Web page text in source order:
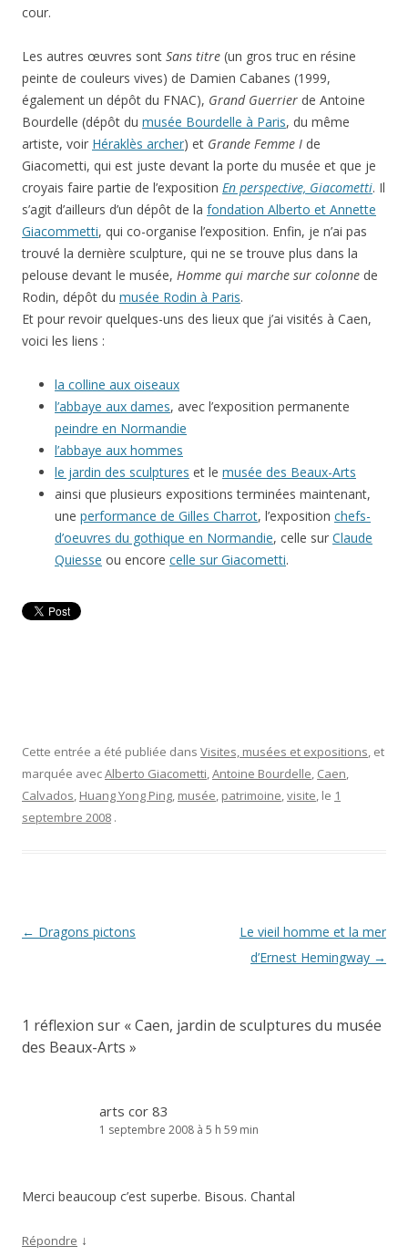
cour.
Les autres œuvres sont Sans titre (un gros truc en résine
peinte de couleurs vives) de Damien Cabanes (1999,
également un dépôt du FNAC), Grand Guerrier de Antoine
Bourdelle (dépôt du musée Bourdelle à Paris, du même
artiste, voir Héraklès archer) et Grande Femme I de
Giacometti, qui est juste devant la porte du musée et que je
croyais faire partie de l’exposition En perspective, Giacometti. Il
s’agit d’ailleurs d’un dépôt de la fondation Alberto et Annette
Giacommetti, qui co-organise l’exposition. Enfin, je n’ai pas
trouvé la dernière sculpture, qui ne se trouve plus dans la
pelouse devant le musée, Homme qui marche sur colonne de
Rodin, dépôt du musée Rodin à Paris.
Et pour revoir quelques-uns des lieux que j’ai visités à Caen,
voici les liens :
la colline aux oiseaux
l’abbaye aux dames, avec l’exposition permanente
peindre en Normandie
l’abbaye aux hommes
le jardin des sculptures et le musée des Beaux-Arts
ainsi que plusieurs expositions terminées maintenant,
une performance de Gilles Charrot, l’exposition chefs-
d’oeuvres du gothique en Normandie, celle sur Claude
Quiesse ou encore celle sur Giacometti.
Cette entrée a été publiée dans Visites, musées et expositions, et
marquée avecAlberto Giacometti,Antoine Bourdelle, Caen,
Calvados, Huang Yong Ping, musée, patrimoine,visite, le 1
septembre 2008 .
Navigation
← Dragons pictons
Le vieil homme et la mer
d’Ernest Hemingway →
1 réflexion sur «Caen, jardin de sculptures du musée
des Beaux-Arts »
arts cor 83
1 septembre 2008 à 5 h 59 min
Merci beaucoup c’est superbe. Bisous. Chantal
Répondre ↓